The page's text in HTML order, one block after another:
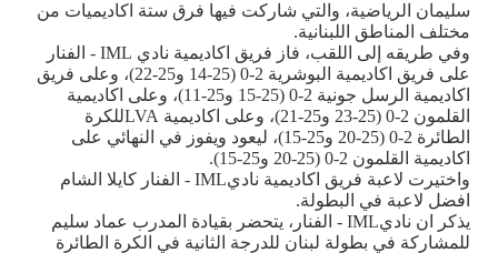
سليمان الرياضية، والتي شاركت فيها فرق ستة اكاديميات من
مختلف المناطق اللبنانية.
وفي طريقه إلى اللقب، فاز فريق اكاديمية نادي IML - الفنار
على فريق اكاديمية البوشرية 2-0 (25-14 و25-22)، وعلى فريق
اكاديمية الرسل جونية 2-0 (25-15 و25-11)، وعلى اكاديمية
القلمون 2-0 (25-23 و25-21)، وعلى اكاديمية
LVAللكرة
الطائرة 2-0 (25-20 و25-15)، ليعود ويفوز في النهائي على
اكاديمية القلمون 2-0 (25-20 و25-15).
واختيرت لاعبة فريق اكاديمية ناديIML - الفنار كايلا الشام
افضل لاعبة في البطولة.
يذكر ان ناديIML - الفنار، يتحضر بقيادة المدرب عماد سليم
للمشاركة في بطولة لبنان للدرجة الثانية في الكرة الطائرة